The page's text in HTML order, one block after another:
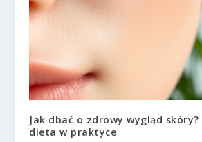
Jak dbać o zdrowy wygląd
dieta w praktyce